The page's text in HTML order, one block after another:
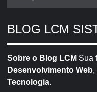
BLOG LCM
Sobre o Blog LCM Sua
Desenvolvimento Web,
Tecnologia.